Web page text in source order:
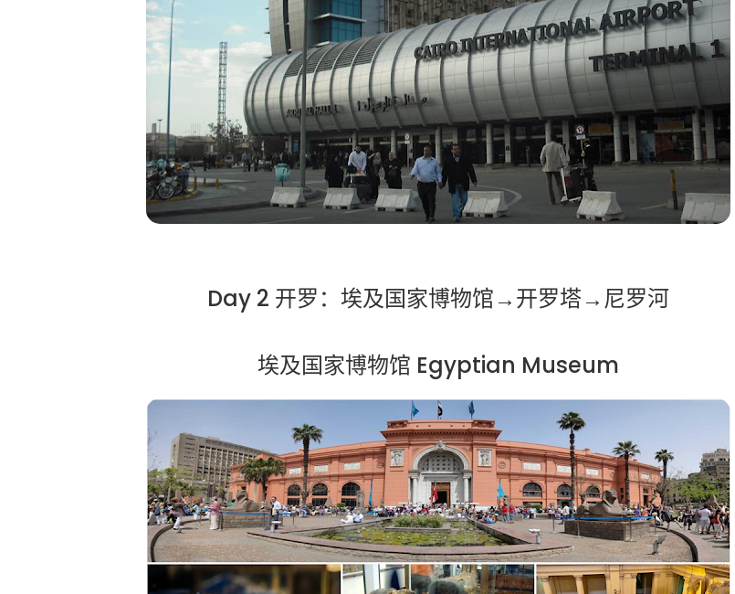
Day 2 开罗：埃及国家博物馆→开罗塔→尼罗河
埃及国家博物馆 Egyptian Museum